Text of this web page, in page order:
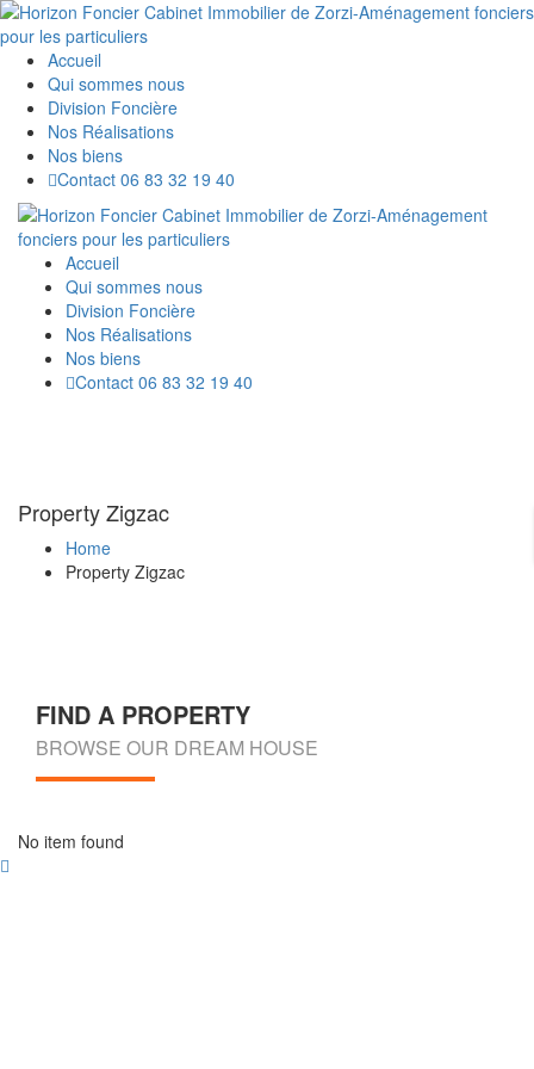
Accueil
Qui sommes nous
Division Foncière
Nos Réalisations
Nos biens
Contact 06 83 32 19 40
Accueil
Qui sommes nous
Division Foncière
Nos Réalisations
Nos biens
Contact 06 83 32 19 40
Property Zigzac
Home
Property Zigzac
FIND A PROPERTY
BROWSE OUR DREAM HOUSE
No item found